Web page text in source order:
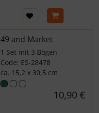
49 and Market
1 Set mit 3 Bögen
Code: ES-28478
ca. 15,2 x 30,5 cm
10,90 €